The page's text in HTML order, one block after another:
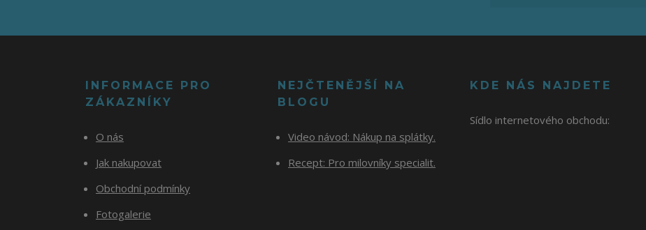
INFORMACE PRO
ZÁKAZNÍKY
O nás
Jak nakupovat
Obchodní podmínky
Fotogalerie
NEJČTENĚJŠÍ NA
BLOGU
Video návod: Nákup na splátky.
Recept: Pro milovníky specialit.
KDE NÁS NAJDETE
Sídlo internetového obchodu: